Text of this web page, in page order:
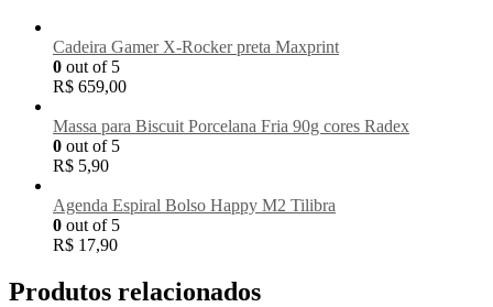
Cadeira Gamer X-Rocker preta Maxprint
0 out of 5
R$ 659,00
Massa para Biscuit Porcelana Fria 90g cores Radex
0 out of 5
R$ 5,90
Agenda Espiral Bolso Happy M2 Tilibra
0 out of 5
R$ 17,90
Produtos relacionados